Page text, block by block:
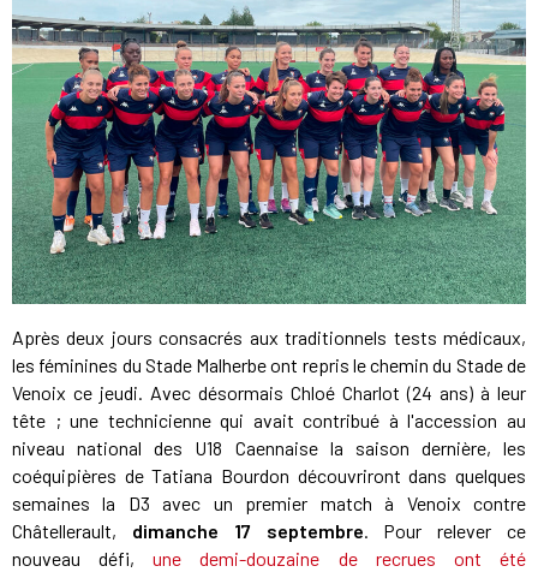
Après deux jours consacrés aux traditionnels tests médicaux,
les féminines du Stade Malherbe ont repris le chemin du Stade de
Venoix ce jeudi. Avec désormais Chloé Charlot (24 ans) à leur
tête ; une technicienne qui avait contribué à l'accession au
niveau national des U18 Caennaise la saison dernière, les
coéquipières de Tatiana Bourdon découvriront dans quelques
semaines la D3 avec un premier match à Venoix contre
Châtellerault, dimanche 17 septembre. Pour relever ce
nouveau défi,une demi-douzaine de recrues ont été